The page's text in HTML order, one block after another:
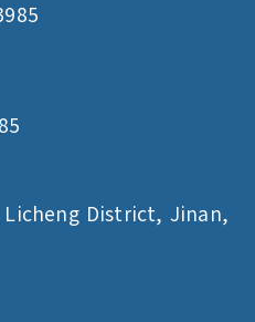
Licheng District, Jinan,